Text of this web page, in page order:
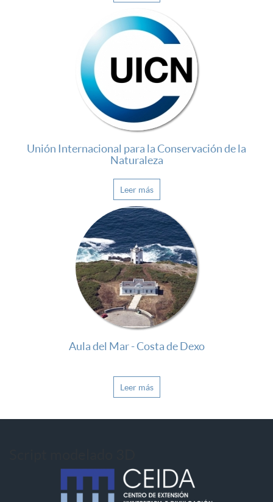
Unión Internacional para la Conservación de la
Naturaleza
Leer más
Aula del Mar - Costa de Dexo
Leer más